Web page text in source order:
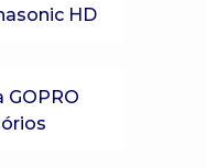
HD
GOPRO